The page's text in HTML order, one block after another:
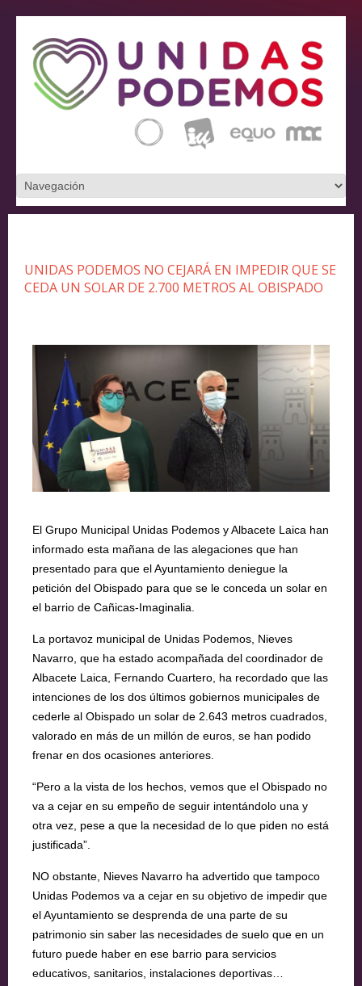
UNIDAS PODEMOS NO CEJARÁ EN IMPEDIR QUE SE
CEDA UN SOLAR DE 2.700 METROS AL OBISPADO
El Grupo Municipal Unidas Podemos y Albacete Laica han
informado esta mañana de las alegaciones que han
presentado para que el Ayuntamiento deniegue la
petición del Obispado para que se le conceda un solar en
el barrio de Cañicas-Imaginalia.
La portavoz municipal de Unidas Podemos, Nieves
Navarro, que ha estado acompañada del coordinador de
Albacete Laica, Fernando Cuartero, ha recordado que las
intenciones de los dos últimos gobiernos municipales de
cederle al Obispado un solar de 2.643 metros cuadrados,
valorado en más de un millón de euros, se han podido
frenar en dos ocasiones anteriores.
“Pero a la vista de los hechos, vemos que el Obispado no
va a cejar en su empeño de seguir intentándolo una y
otra vez, pese a que la necesidad de lo que piden no está
justificada”.
NO obstante, Nieves Navarro ha advertido que tampoco
Unidas Podemos va a cejar en su objetivo de impedir que
el Ayuntamiento se desprenda de una parte de su
patrimonio sin saber las necesidades de suelo que en un
futuro puede haber en ese barrio para servicios
educativos, sanitarios, instalaciones deportivas…